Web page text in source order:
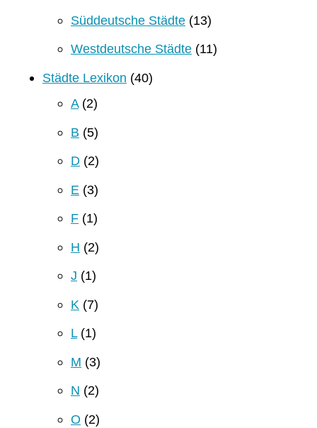
Süddeutsche Städte (13)
Westdeutsche Städte (11)
Städte Lexikon (40)
A(2)
B (5)
D (2)
E (3)
F (1)
H (2)
J (1)
K (7)
L(1)
M (3)
N (2)
O (2)